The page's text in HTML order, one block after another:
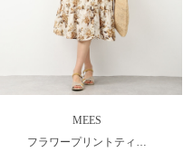
MEES
フラワープリントティ…